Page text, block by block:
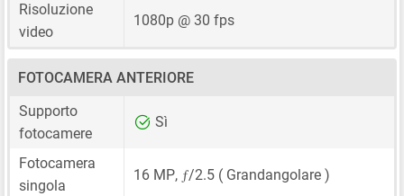
Risoluzione
video
1080p @ 30 fps
FOTOCAMERA ANTERIORE
Supporto
fotocamere
Sì
Fotocamera
singola
16 MP, ƒ/2.5 ( Grandangolare )